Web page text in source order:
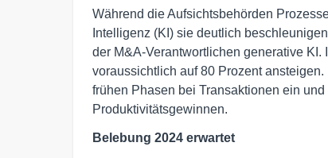
Während die Aufsichtsbehörden
Intelligenz (KI) sie deutlich
der M&A-Verantwortlichen generative KI.
voraussichtlich auf 80 Prozent
frühen Phasen bei Transaktionen ein
Produktivitätsgewinnen.
Belebung 2024 erwartet